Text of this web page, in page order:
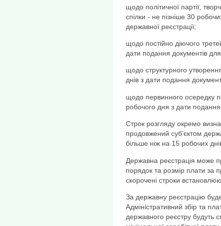
щодо політичної партії,
спілки - не пізніше 30
державної реєстрації;
щодо постійно діючого
дати подання документів
щодо структурного
днів з дати подання
щодо первинного осередку
робочого дня з дати
Строк розгляду окремо
продовжений суб’єктом
більше ніж на 15 робочих
Державна реєстрація може
порядок та розмір плати за
скорочені строки
За державну реєстрацію
Адміністративний збір та
державного реєстру будуть